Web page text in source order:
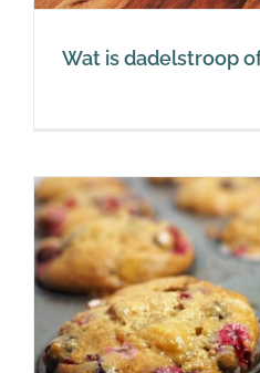
Wat is dadelstroop